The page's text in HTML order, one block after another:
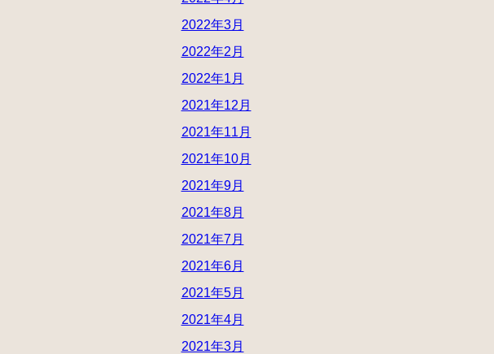
2022年3月
2022年2月
2022年1月
2021年12月
2021年11月
2021年10月
2021年9月
2021年8月
2021年7月
2021年6月
2021年5月
2021年4月
2021年3月